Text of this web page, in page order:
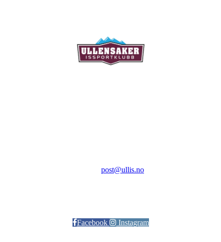
post@ullis.no
Facebook Instagram